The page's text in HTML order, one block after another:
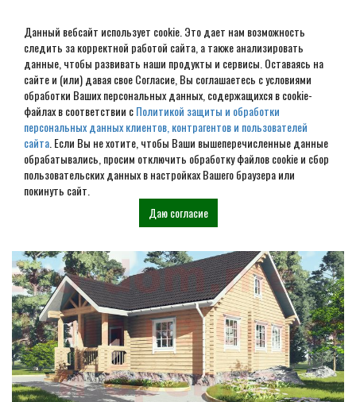
Данный вебсайт использует cookie. Это дает нам возможность
следить за корректной работой сайта, а также анализировать
данные, чтобы развивать наши продукты и сервисы. Оставаясь на
сайте и (или) давая свое Согласие, Вы соглашаетесь с условиями
обработки Ваших персональных данных, содержащихся в cookie-
файлах в соответствии сПолитикой защиты и обработки
персональных данных клиентов, контрагентов и пользователей
сайта . Если Вы не хотите, чтобы Ваши вышеперечисленные данные
обрабатывались, просим отключить обработку файлов cookie и сбор
пользовательских данных в настройках Вашего браузера или
покинуть сайт.
Даю согласие
Дом из бревна под ключ в
Щекино
Наши проекты